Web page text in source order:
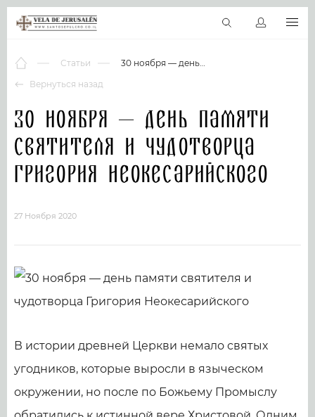
Виртуальные туры
RU
Вернуться назад
Статьи 30 ноября — день памяти святителя и чудотворца Григория Неокесарийского
30 ноября — день памяти
святителя и чудотворца
Григория Неокесарийского
27 Ноября 2020
В истории древней Церкви немало святых
угодников, которые выросли в языческом
окружении, но после по Божьему Промыслу